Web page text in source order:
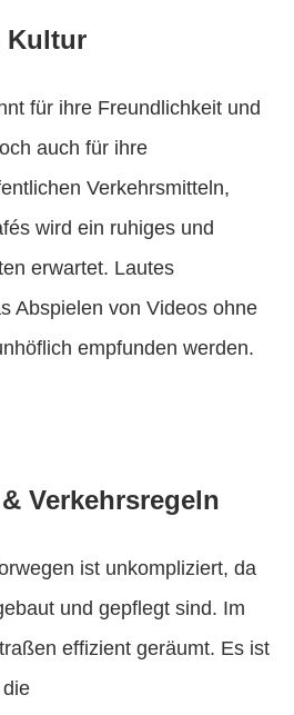
Kultur
für ihre Freundlichkeit und
auch für ihre
Verkehrsmitteln,
wird ein ruhiges und
erwartet. Lautes
Abspielen von Videos ohne
empfunden werden.
Verkehrsregeln
ist unkompliziert, da
und gepflegt sind. Im
effizient geräumt. Es ist